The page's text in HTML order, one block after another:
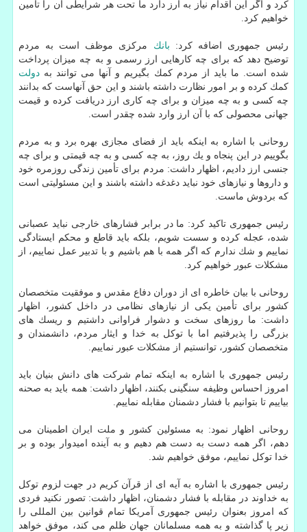
كرد و اگر این اقدام نیاز به ارز دارد ما تحت هر شرایطی آن را تأمین
خواهیم كرد.
رئیس جمهوری اضافه كرد: بانك مركزی موظف است به مردم
توضیح دهد كه برای چه كارهایی ارز رسمی و به چه میزان پرداخت
شده است. ما باید از مردم كمك بگیریم و آنها می توانند به دولت
كمك كرده و بر امور نظارت داشته باشند و این حق آنهاست كه بدانند
چه كسی و به چه میزان و برای چه كاری ارز دریافت كرده و قیمت
جهانی محصولی كه با آن ارز وارد شده چقدر است.
روحانی با اشاره به اینكه باید از فضای مجازی بهره برد و به مردم
بگوییم در این پنجاه و یك روز، به چه كسی و به چه قیمتی و برای چه
جنسی ارز دادیم، اظهار داشت: مردم برای تأمین زندگی روزمره خود
و داروها و نیازهای خود نباید دغدغه داشته باشند و این مسئولیتی است
كه بردوش ماست.
رئیس جمهوری تاكید كرد: ما در برابر فشارهای خارجی نباید عصبانی
شده، عجله كرده و سست شویم، بلكه باید قاطع و محكم ایستادگی
نماییم و شك ندارم كه اگر همه با هم باشیم و با تدبیر عمل نماییم، از
مشكلات عبور خواهیم كرد.
روحانی با بیان خاطره ای از دوران دفاع مقدس و موفقیت متخصصان
كشور برای تأمین یكی از نیازهای نظامی در داخل كشور، اظهار
داشت: ما روزهای سخت و دشوار فراوانی داشتیم و ریسك های
بزرگی را پذیرفتیم اما با توكل به خدا و ایثار مردم، دانشمندان و
متخصصان كشور، توانستیم از مشكلات عبور نماییم.
رئیس جمهوری با اشاره به اینكه تمام شركت های دانش بنیان باید
امروز احساس وظیفه سنگینی بكنند، اظهار داشت: همه باید به صحنه
بیاییم تا بتوانیم با فشار دشمنان مقابله نماییم.
روحانی اظهار نمود: به مسئولین كشور و ملت ایران اطمینان می
دهم، اگر همه دست به دست هم دهیم و به آینده امیدوار بوده و بر
خدا توكل نماییم، موفق خواهیم شد.
رئیس جمهوری با اشاره به آیه ای از قرآن كریم در جهت لزوم توكل
به خداوند در مقابله با فشار دشمنان، اظهار داشت: تصور نكنید فردی
كه امروز بعنوان رئیس جمهوری آمریكا تمام قوانین بین المللی را
زیر پا گذاشته و به همه مسلمانان جهان ظلم می كند، موفق خواهد